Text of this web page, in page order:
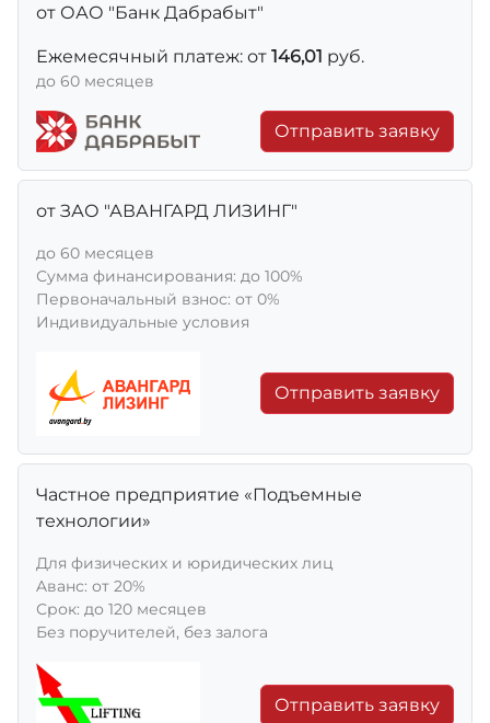
от ОАО "Банк Дабрабыт"
Ежемесячный платеж: от 146,01 руб.
до 60 месяцев
Отправить заявку
от ЗАО "АВАНГАРД ЛИЗИНГ"
до 60 месяцев
Сумма финансирования: до 100%
Первоначальный взнос: от 0%
Индивидуальные условия
Отправить заявку
Частное предприятие «Подъемные
технологии»
Для физических и юридических лиц
Aванс: от 20%
Срок: до 120 месяцев
Без поручителей, без залога
Отправить заявку